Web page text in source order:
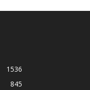
1536
845